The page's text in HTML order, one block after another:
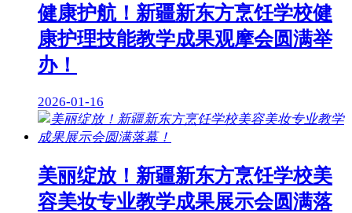
健康护航！新疆新东方烹饪学校健
康护理技能教学成果观摩会圆满举
办！
2026-01-16
美丽绽放！新疆新东方烹饪学校美
容美妆专业教学成果展示会圆满落